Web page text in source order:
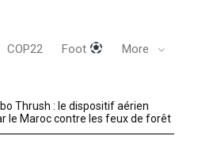
COP22 Foot More
Thrush : le dispositif aérien
le Maroc contre les feux de forêt